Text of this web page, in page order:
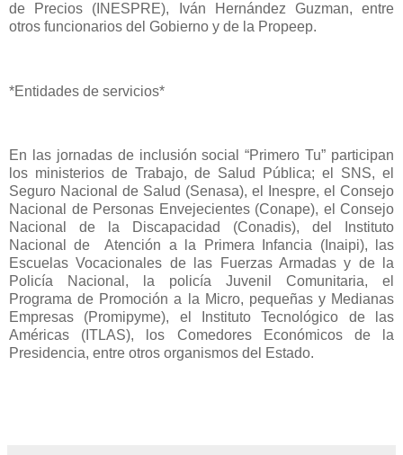
de Precios (INESPRE), Iván Hernández Guzman, entre
otros funcionarios del Gobierno y de la Propeep.
*Entidades de servicios*
En las jornadas de inclusión social “Primero Tu” participan
los ministerios de Trabajo, de Salud Pública; el SNS, el
Seguro Nacional de Salud (Senasa), el Inespre, el Consejo
Nacional de Personas Envejecientes (Conape), el Consejo
Nacional de la Discapacidad (Conadis), del Instituto
Nacional de Atención a la Primera Infancia (Inaipi), las
Escuelas Vocacionales de las Fuerzas Armadas y de la
Policía Nacional, la policía Juvenil Comunitaria, el
Programa de Promoción a la Micro, pequeñas y Medianas
Empresas (Promipyme), el Instituto Tecnológico de las
Américas (ITLAS), los Comedores Económicos de la
Presidencia, entre otros organismos del Estado.